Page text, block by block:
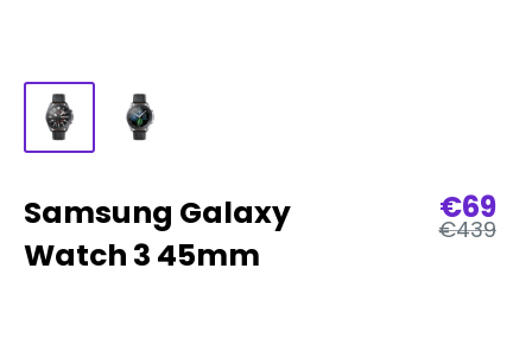
Samsung Galaxy
Watch 3 45mm
€69
€439